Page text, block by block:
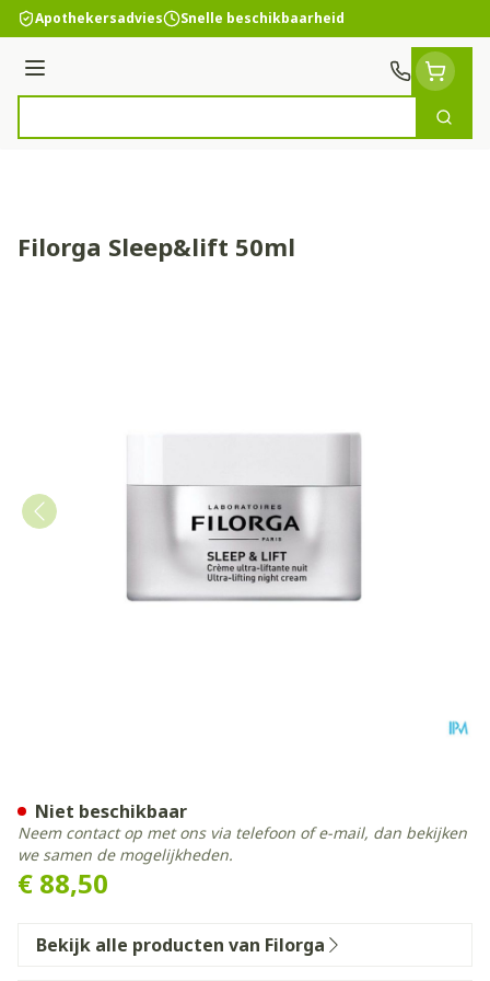
Ga naar de inhoud
Apothekersadvies Snelle beschikbaarheid
Menu
Zoek
Filorga Sleep&lift 50ml
€ 88,50
Niet beschikbaar
Neem contact op met ons via telefoon of e-mail, dan bekijken
we samen de mogelijkheden.
Bekijk alle producten van Filorga